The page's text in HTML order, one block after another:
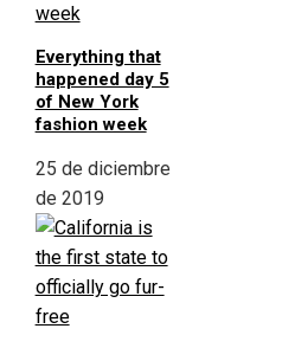
Everything that
happened day 5
of New York
fashion week
25 de diciembre
de 2019